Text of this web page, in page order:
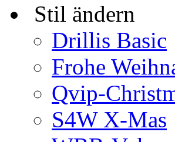
Stil ändern
Drillis Basic
Frohe
Qvip-
S4W X-Mas